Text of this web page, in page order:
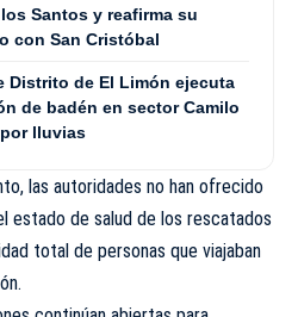
Santos y reafirma su
con San Cristóbal
Distrito de El Limón ejecuta
de badén en sector Camilo
lluvias
las autoridades no han ofrecido
estado de salud de los rescatados
total de personas que viajaban